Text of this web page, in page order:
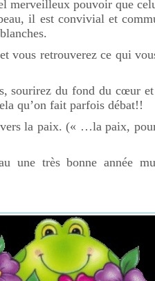
merveilleux pouvoir que
il est convivial et
vous retrouverez ce qui
sourirez du fond du cœur
qu’on fait parfois débat!!
vers la paix. (« …la paix,
une très bonne année